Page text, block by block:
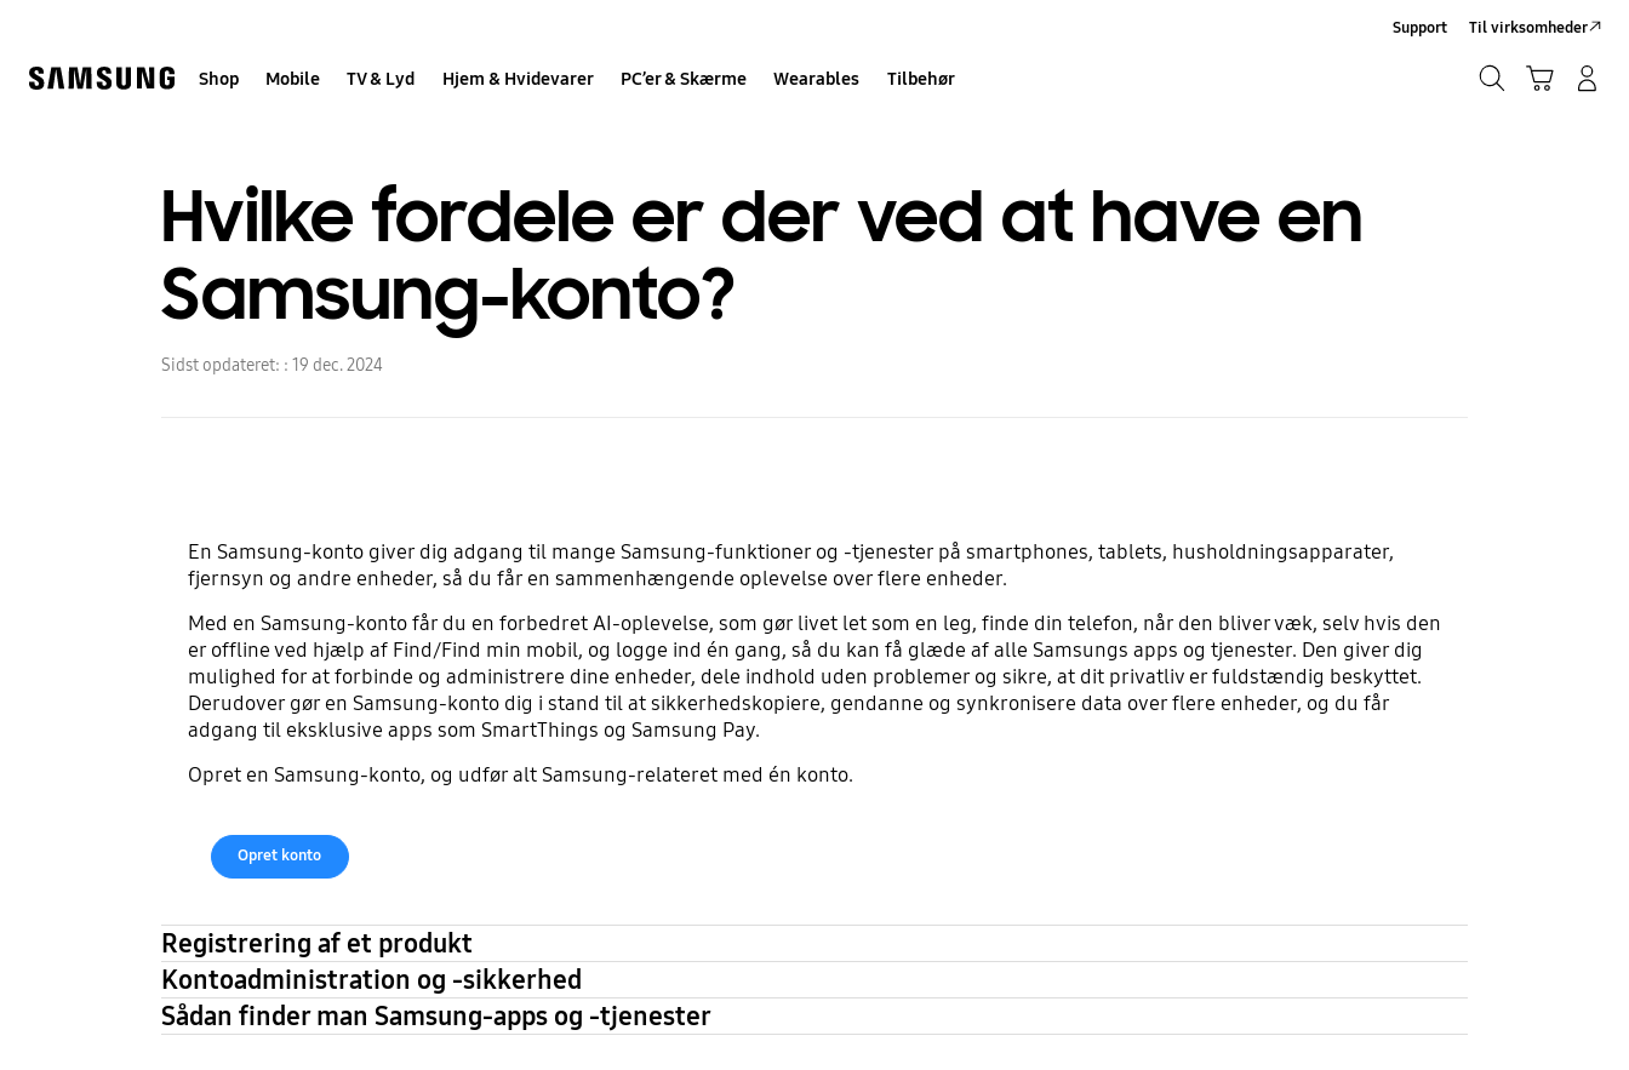
Shop Mobile TV & Lyd Hjem & Hvidevarer PC’er & Skærme Wearables Tilbehør
Support Til virksomheder
Hvilke fordele er der ved at have en
Samsung-konto?
Sidst opdateret: : 19 dec. 2024
En Samsung-konto giver dig adgang til mange Samsung-funktioner og -tjenester på smartphones, tablets, husholdningsapparater,
fjernsyn og andre enheder, så du får en sammenhængende oplevelse over flere enheder.
Med en Samsung-konto får du en forbedret AI-oplevelse, som gør livet let som en leg, finde din telefon, når den bliver væk, selv hvis den
er offline ved hjælp af Find/Find min mobil, og logge ind én gang, så du kan få glæde af alle Samsungs apps og tjenester. Den giver dig
mulighed for at forbinde og administrere dine enheder, dele indhold uden problemer og sikre, at dit privatliv er fuldstændig beskyttet.
Derudover gør en Samsung-konto dig i stand til at sikkerhedskopiere, gendanne og synkronisere data over flere enheder, og du får
adgang til eksklusive apps som SmartThings og Samsung Pay.
Opret en Samsung-konto, og udfør alt Samsung-relateret med én konto.
Opret konto
Registrering af et produkt
Kontoadministration og -sikkerhed
Sådan finder man Samsung-apps og -tjenester